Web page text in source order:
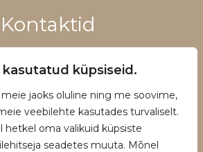
küpsiseid.
jaoks oluline ning me soovime,
veebilehte kasutades turvaliselt.
hetkel oma valikuid küpsiste
seadetes muuta. Mõnel
Kontaktid
+372 5660 1028
ja privaatsuspoliitika